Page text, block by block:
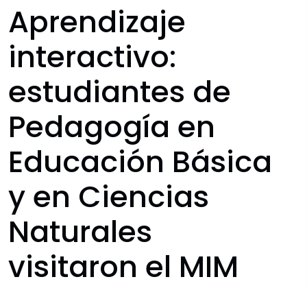
Aprendizaje
interactivo:
estudiantes de
Pedagogía en
Educación Básica
y en Ciencias
Naturales
visitaron el MIM